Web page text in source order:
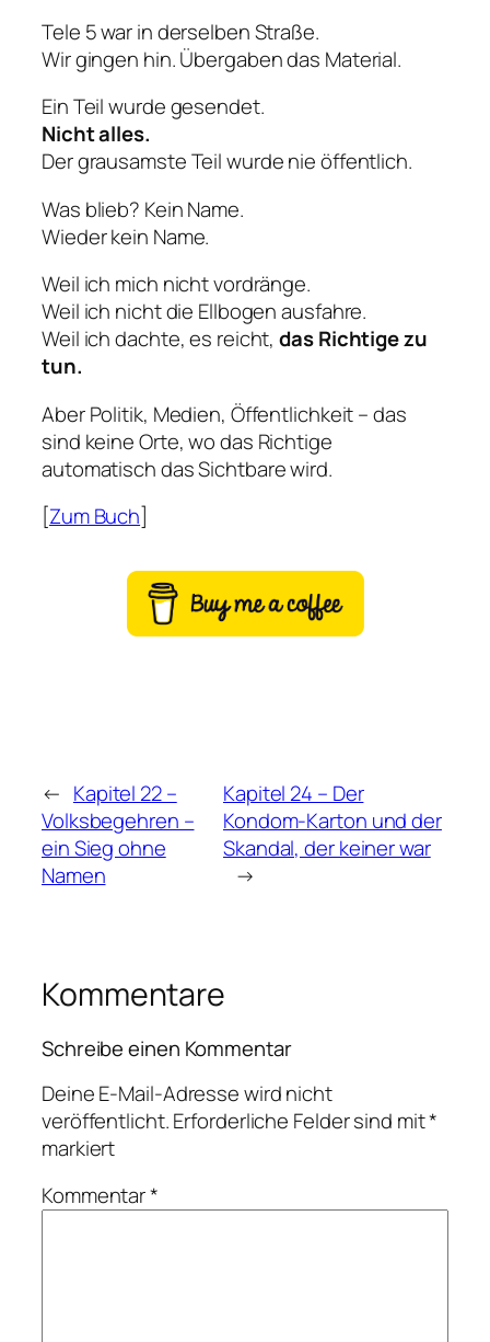
Tele 5 war in derselben Straße.
Wir gingen hin. Übergaben das Material.
Ein Teil wurde gesendet.
Nicht alles.
Der grausamste Teil wurde nie öffentlich.
Was blieb? Kein Name.
Wieder kein Name.
Weil ich mich nicht vordränge.
Weil ich nicht die Ellbogen ausfahre.
Weil ich dachte, es reicht,das Richtige zu
tun.
Aber Politik, Medien, Öffentlichkeit – das
sind keine Orte, wo das Richtige
automatisch das Sichtbare wird.
[Zum Buch]
← Kapitel 22 –
Volksbegehren –
ein Sieg ohne
Namen
Kapitel 24 – Der
Kondom-Karton und der
Skandal, der keiner war
→
Kommentare
Schreibe einen Kommentar
Deine E-Mail-Adresse wird nicht
veröffentlicht.Erforderliche Felder sind mit*
markiert
Kommentar*